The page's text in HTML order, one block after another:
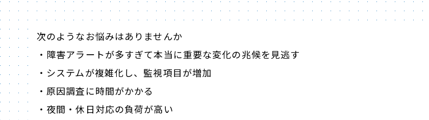
次のようなお悩みはありませんか
・障害アラートが多すぎて本当に重要な変化の兆候を見逃す
・システムが複雑化し、監視項目が増加
・原因調査に時間がかかる
・夜間・休日対応の負荷が高い